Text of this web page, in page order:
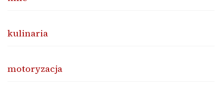
kulinaria
motoryzacja